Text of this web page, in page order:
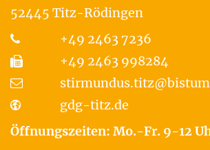
52445 Titz-Rödingen
+49 2463 7236
+49 2463 998284
gdg-titz.de
Öffnungszeiten: Mo.-Fr. 9-12